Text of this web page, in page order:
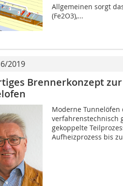
Allgemeinen sorgt
(Fe2O3),...
2019
Brennerkonzept
Moderne
verfahrenstechnisch
gekoppelte
Aufheizprozess bis